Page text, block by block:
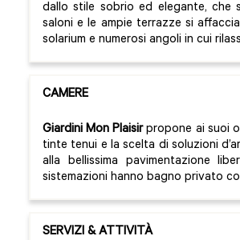
dallo stile sobrio ed elegante, che
saloni e le ampie terrazze si
solarium e numerosi angoli in cui
CAMERE
Giardini Mon Plaisirpropone ai suoi
tinte tenui e la scelta di soluzioni
alla bellissima pavimentazione
sistemazioni hanno bagno privato
SERVIZI & ATTIVITÀ